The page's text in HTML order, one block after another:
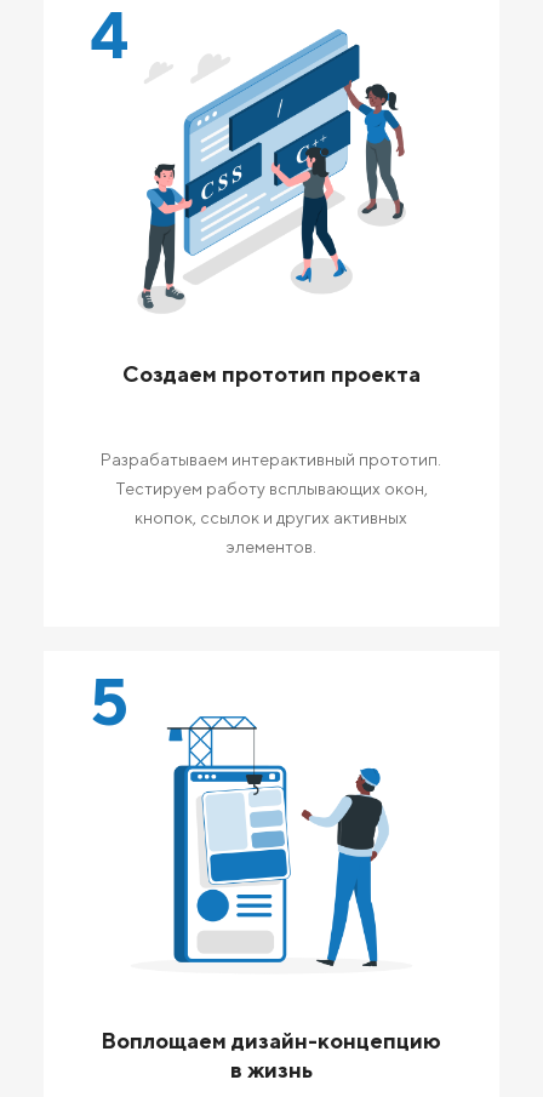
4
Создаем прототип проекта
Разрабатываем интерактивный прототип.
Тестируем работу всплывающих окон,
кнопок, ссылок и других активных
элементов.
5
Воплощаем дизайн-концепцию
в жизнь